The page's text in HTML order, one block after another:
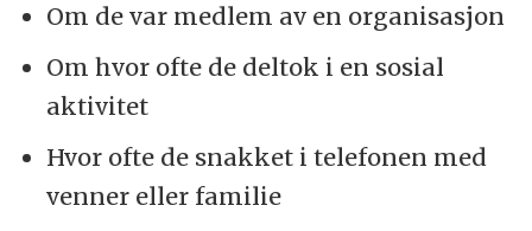
Om de var medlem av en organisasjon
Om hvor ofte de deltok i en sosial
aktivitet
Hvor ofte de snakket i telefonen med
venner eller familie